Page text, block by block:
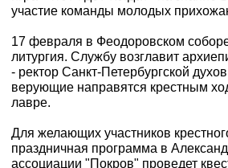
участие команды молодых
17 февраля в Феодоровском
литургия. Службу возглавит
- ректор Санкт-Петербургской
верующие направятся крестным
лавре.
Для желающих участников
праздничная программа в
ассоциации "Покров" проведет